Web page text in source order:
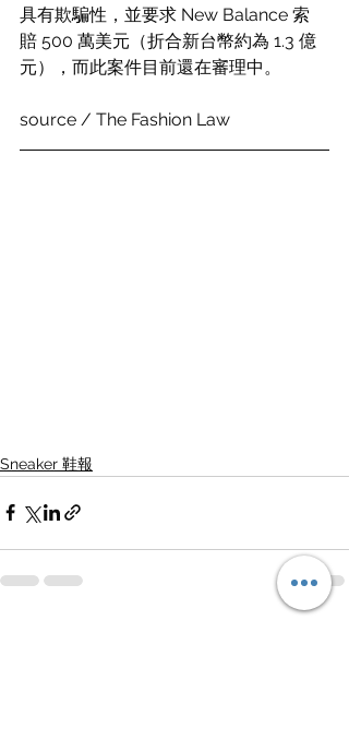
具有欺騙性，並要求 New Balance 索
賠 500 萬美元（折合新台幣約為 1.3 億
元），而此案件目前還在審理中。
source / The Fashion Law
Sneaker 鞋報